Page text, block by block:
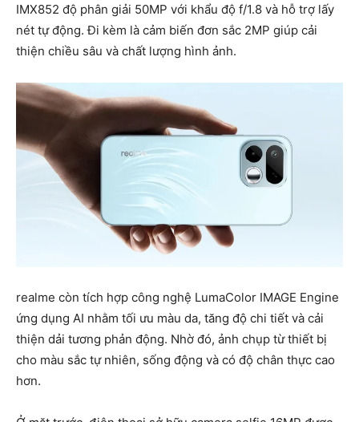
IMX852 độ phân giải 50MP với khẩu độ f/1.8 và hỗ trợ lấy
nét tự động. Đi kèm là cảm biến đơn sắc 2MP giúp cải
thiện chiều sâu và chất lượng hình ảnh.
realme còn tích hợp công nghệ LumaColor IMAGE Engine
ứng dụng AI nhằm tối ưu màu da, tăng độ chi tiết và cải
thiện dải tương phản động. Nhờ đó, ảnh chụp từ thiết bị
cho màu sắc tự nhiên, sống động và có độ chân thực cao
hơn.